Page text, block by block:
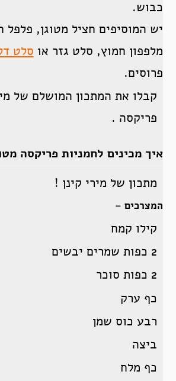
כבוש.
יש המוסיפים חציל מטוגן, פלפל
מלפפון חמוץ, סלט גזר או סלט
פרוסים.
קבלו את המתכון המושלם של
פריקסה .
איך מכינים לחמניות פריקסה
מתכון של מירי קינן !
המצרכים –
קילו קמח
2 כפות שמרים יבשים
2 כפות סוכר
כף ערק
רבע כוס שמן
ביצה
כף מלח